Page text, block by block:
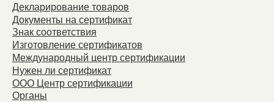
Декларирование товаров
Документы на сертификат
Знак соответствия
Изготовление сертификатов
Международный центр сертификации
Нужен ли сертификат
ООО Центр сертификации
Органы